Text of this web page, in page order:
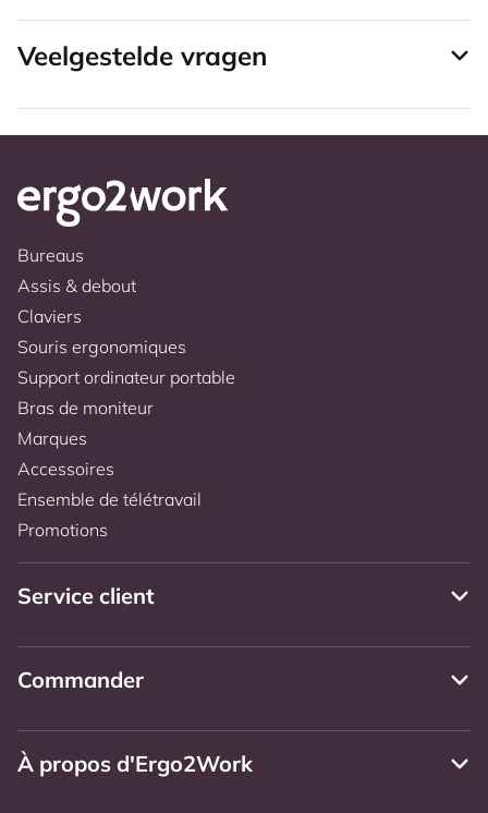
Veelgestelde vragen
Bureaus
Assis & debout
Claviers
Souris ergonomiques
Support ordinateur portable
Bras de moniteur
Marques
Accessoires
Ensemble de télétravail
Promotions
Service client
Commander
À propos d'Ergo2Work